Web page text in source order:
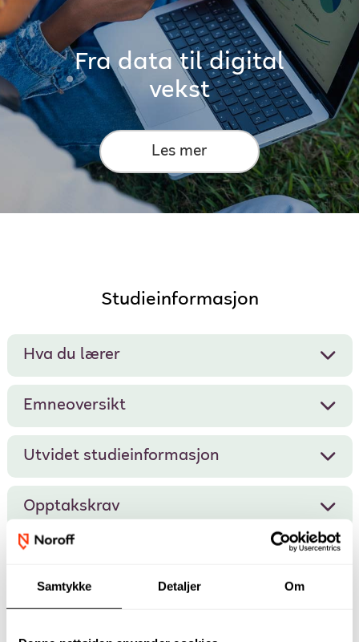
Samtykke Detaljer Om
Fra data til digital
vekst
Les mer
Studieinformasjon
Hva du lærer
Emneoversikt
Utvidet studieinformasjon
Opptakskrav